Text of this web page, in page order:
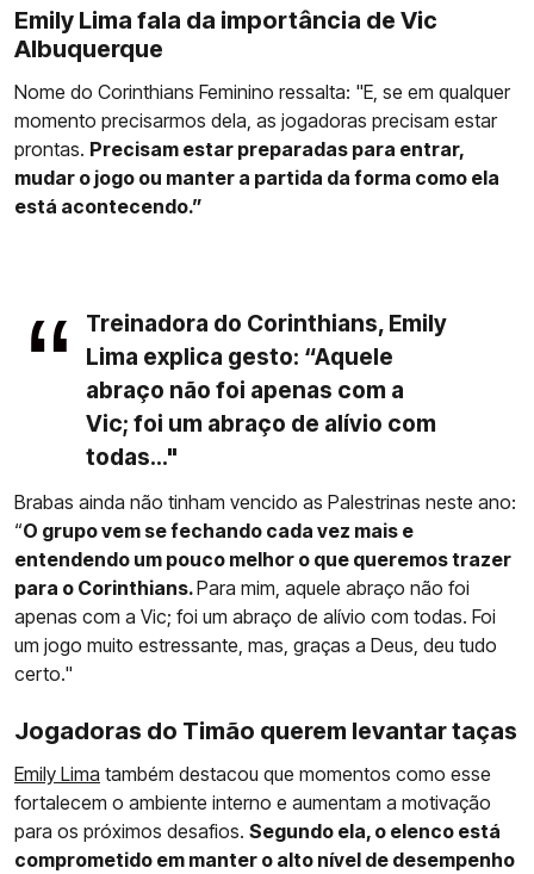
Emily Lima fala da importância de Vic
Albuquerque
Nome do Corinthians Feminino ressalta: "E, se em qualquer
momento precisarmos dela, as jogadoras precisam estar
prontas. Precisam estar preparadas para entrar,
mudar o jogo ou manter a partida da forma como ela
está acontecendo.”
Treinadora do Corinthians, Emily
Lima explica gesto: “Aquele
abraço não foi apenas com a
Vic; foi um abraço de alívio com
todas..."
Brabas ainda não tinham vencido as Palestrinas neste ano:
“O grupo vem se fechando cada vez mais e
entendendo um pouco melhor o que queremos trazer
para o Corinthians.Para mim, aquele abraço não foi
apenas com a Vic; foi um abraço de alívio com todas. Foi
um jogo muito estressante, mas, graças a Deus, deu tudo
certo."
Jogadoras do Timão querem levantar taças
Emily Lima também destacou que momentos como esse
fortalecem o ambiente interno e aumentam a motivação
para os próximos desafios. Segundo ela, o elenco está
comprometido em manter o alto nível de desempenho